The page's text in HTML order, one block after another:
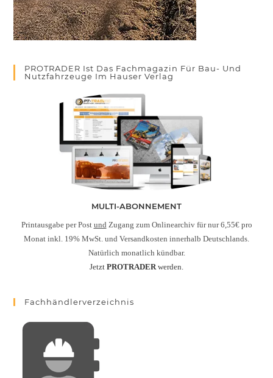
PROTRADER Ist Das Fachmagazin Für Bau- Und
Nutzfahrzeuge Im Hauser Verlag
MULTI-ABONNEMENT
Printausgabe per Post und Zugang zum Onlinearchiv für nur 6,55€ pro
Monat inkl. 19% MwSt. und Versandkosten innerhalb Deutschlands.
Natürlich monatlich kündbar.
Jetzt PROTRADERwerden.
Fachhändlerverzeichnis